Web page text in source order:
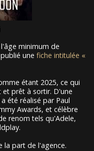
minimum de
une fiche intitulée «
étant 2025, ce qui
prêt à sortir. D'une
été réalisé par Paul
Awards, et célèbre
renom tels qu'Adele,
la part de l'agence.